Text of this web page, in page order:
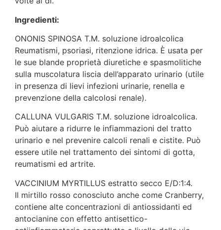
Ingredienti:
ONONIS SPINOSA T.M. soluzione idroalcolica
Reumatismi, psoriasi, ritenzione idrica. È usata per
le sue blande proprietà diuretiche e spasmolitiche
sulla muscolatura liscia dell’apparato urinario (utile
in presenza di lievi infezioni urinarie, renella e
prevenzione della calcolosi renale).
CALLUNA VULGARIS T.M. soluzione idroalcolica.
Può aiutare a ridurre le infiammazioni del tratto
urinario e nel prevenire calcoli renali e cistite. Può
essere utile nel trattamento dei sintomi di gotta,
reumatismi ed artrite.
VACCINIUM MYRTILLUS estratto secco E/D:1:4.
Il mirtillo rosso conosciuto anche come Cranberry,
contiene alte concentrazioni di antiossidanti ed
antocianine con effetto antisettico-